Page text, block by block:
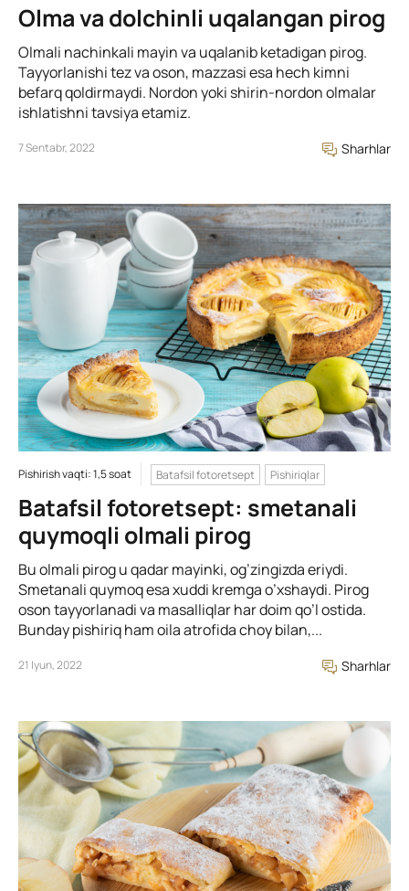
Olma va dolchinli uqalangan pirog
Olmali nachinkali mayin va uqalanib ketadigan pirog.
Tayyorlanishi tez va oson, mazzasi esa hech kimni
befarq qoldirmaydi. Nordon yoki shirin-nordon olmalar
ishlatishni tavsiya etamiz.
7 Sentabr, 2022 Sharhlar
Pishirish vaqti: 1,5 soat Batafsil fotoretsept Pishiriqlar
Batafsil fotoretsept: smetanali
quymoqli olmali pirog
Bu olmali pirog u qadar mayinki, og’zingizda eriydi.
Smetanali quymoq esa xuddi kremga o’xshaydi. Pirog
oson tayyorlanadi va masalliqlar har doim qo’l ostida.
Bunday pishiriq ham oila atrofida choy bilan,...
21 Iyun, 2022 Sharhlar